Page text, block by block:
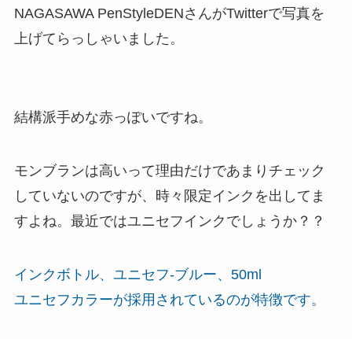
NAGASAWA PenStyleDENさんがTwitterで写真を
上げてらっしゃいました。
結構派手めな赤っぽいですね。
モンブランは高いって理由だけであまりチェック
していないのですが、時々限定インクを出してま
すよね。最近ではユニセフインクでしょうか？？
インクボトル、ユニセフ-ブルー、50ml
ユニセフカラーが採用されているのが特徴です。